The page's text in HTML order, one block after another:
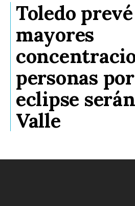
Toledo
mayores
personas
eclipse
Valle